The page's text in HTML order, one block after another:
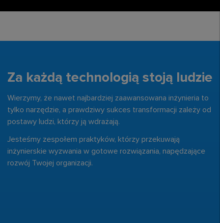
Za każdą technologią stoją ludzie
Wierzymy, że nawet najbardziej zaawansowana inżynieria to
tylko narzędzie, a prawdziwy sukces transformacji zależy od
postawy ludzi, którzy ją wdrażają.
Jesteśmy zespołem praktyków, którzy przekuwają
inżynierskie wyzwania w gotowe rozwiązania, napędzające
rozwój Twojej organizacji.